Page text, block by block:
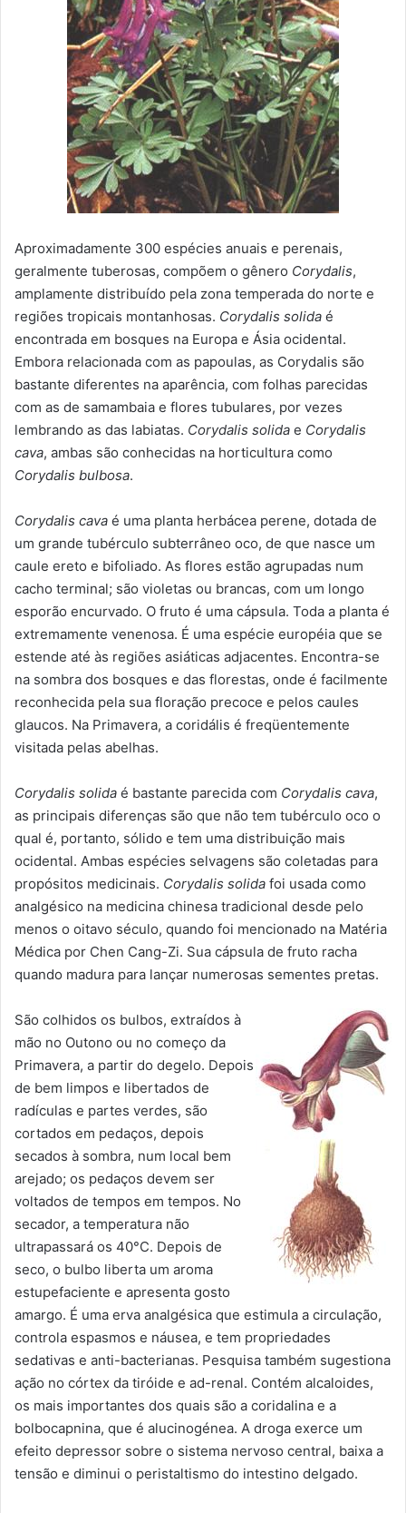
Aproximadamente 300 espécies anuais e perenais,
geralmente tuberosas, compõem o gênero Corydalis,
amplamente distribuído pela zona temperada do norte e
regiões tropicais montanhosas. Corydalis solida é
encontrada em bosques na Europa e Ásia ocidental.
Embora relacionada com as papoulas, as Corydalis são
bastante diferentes na aparência, com folhas parecidas
com as de samambaia e flores tubulares, por vezes
lembrando as das labiatas. Corydalis solida e Corydalis
cava, ambas são conhecidas na horticultura como
Corydalis bulbosa.
Corydalis cava é uma planta herbácea perene, dotada de
um grande tubérculo subterrâneo oco, de que nasce um
caule ereto e bifoliado. As flores estão agrupadas num
cacho terminal; são violetas ou brancas, com um longo
esporão encurvado. O fruto é uma cápsula. Toda a planta é
extremamente venenosa. É uma espécie européia que se
estende até às regiões asiáticas adjacentes. Encontra-se
na sombra dos bosques e das florestas, onde é facilmente
reconhecida pela sua floração precoce e pelos caules
glaucos. Na Primavera, a coridális é freqüentemente
visitada pelas abelhas.
Corydalis solida é bastante parecida com Corydalis cava,
as principais diferenças são que não tem tubérculo oco o
qual é, portanto, sólido e tem uma distribuição mais
ocidental. Ambas espécies selvagens são coletadas para
propósitos medicinais. Corydalis solida foi usada como
analgésico na medicina chinesa tradicional desde pelo
menos o oitavo século, quando foi mencionado na Matéria
Médica por Chen Cang-Zi. Sua cápsula de fruto racha
quando madura para lançar numerosas sementes pretas.
São colhidos os bulbos, extraídos à
mão no Outono ou no começo da
Primavera, a partir do degelo. Depois
de bem limpos e libertados de
radículas e partes verdes, são
cortados em pedaços, depois
secados à sombra, num local bem
arejado; os pedaços devem ser
voltados de tempos em tempos. No
secador, a temperatura não
ultrapassará os 40°C. Depois de
seco, o bulbo liberta um aroma
estupefaciente e apresenta gosto
amargo. É uma erva analgésica que estimula a circulação,
controla espasmos e náusea, e tem propriedades
sedativas e anti-bacterianas. Pesquisa também sugestiona
ação no córtex da tiróide e ad-renal. Contém alcaloides,
os mais importantes dos quais são a coridalina e a
bolbocapnina, que é alucinogénea. A droga exerce um
efeito depressor sobre o sistema nervoso central, baixa a
tensão e diminui o peristaltismo do intestino delgado.